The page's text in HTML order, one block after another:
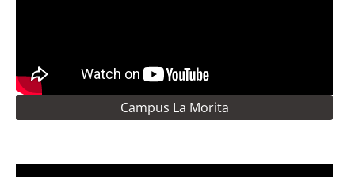
Campus La Morita